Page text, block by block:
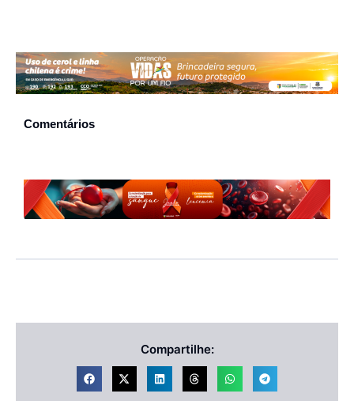
Comentários
Compartilhe: